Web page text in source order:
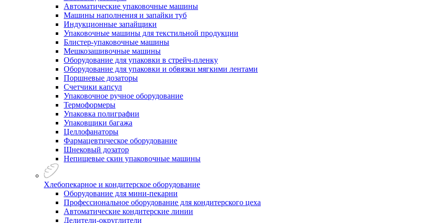
Автоматические упаковочные машины
Машины наполнения и запайки туб
Индукционные запайщики
Упаковочные машины для текстильной продукции
Блистер-упаковочные машины
Мешкозашивочные машины
Оборудование для упаковки в стрейч-пленку
Оборудование для упаковки и обвязки мягкими лентами
Поршневые дозаторы
Счетчики капсул
Упаковочное ручное оборудование
Термоформеры
Упаковка полиграфии
Упаковщики багажа
Целлофанаторы
Фармацевтическое оборудование
Шнековый дозатор
Непищевые скин упаковочные машины
Хлебопекарное и кондитерское оборудование
Оборудование для мини-пекарни
Профессиональное оборудование для кондитерского цеха
Автоматические кондитерские линии
Делители-округлители